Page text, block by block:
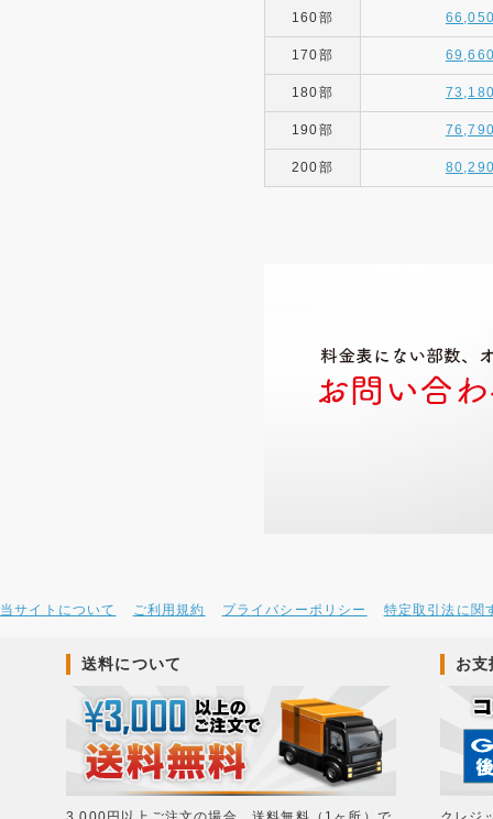
160部
170部
180部
190部
200部
当サイトについて ご利用規約 プライバシーポリシー 特定取引法に関
送料について お